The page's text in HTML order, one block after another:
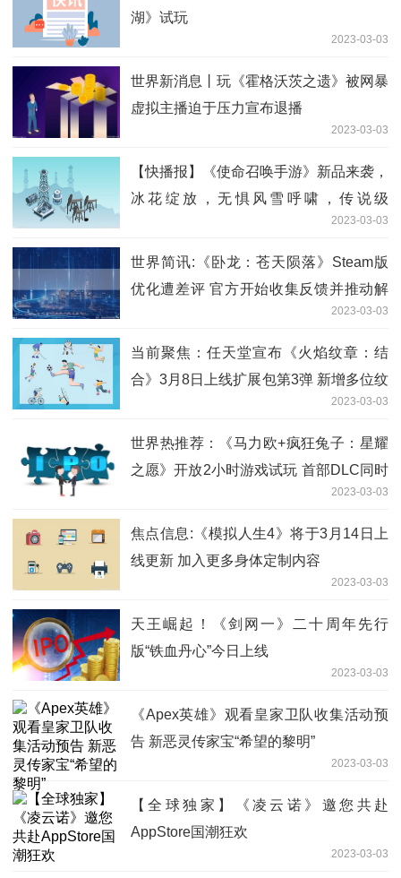
湖》试玩
2023-03-03
世界新消息丨玩《霍格沃茨之遗》被网暴
虚拟主播迫于压力宣布退播
2023-03-03
【快播报】《使命召唤手游》新品来袭，
冰花绽放，无惧风雪呼啸，传说级
2023-03-03
世界简讯:《卧龙：苍天陨落》Steam版
优化遭差评 官方开始收集反馈并推动解
2023-03-03
当前聚焦：任天堂宣布《火焰纹章：结
合》3月8日上线扩展包第3弹 新增多位纹
2023-03-03
世界热推荐：《马力欧+疯狂兔子：星耀
之愿》开放2小时游戏试玩 首部DLC同时
2023-03-03
焦点信息:《模拟人生4》将于3月14日上
线更新 加入更多身体定制内容
2023-03-03
天王崛起！《剑网一》二十周年先行
版“铁血丹心”今日上线
2023-03-03
《Apex英雄》观看皇家卫队收集活动预
告 新恶灵传家宝“希望的黎明”
2023-03-03
【全球独家】《凌云诺》邀您共赴
AppStore国潮狂欢
2023-03-03